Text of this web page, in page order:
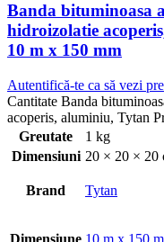
Banda bituminoasa
hidroizolatie
10 m x 150 mm
Autentifică-te ca să vezi
Cantitate Banda
acoperis, aluminiu, Tytan
Greutate
1 kg
Dimensiuni 20 × 20 × 20
Brand Tytan
Dimensiune 10 m x 150